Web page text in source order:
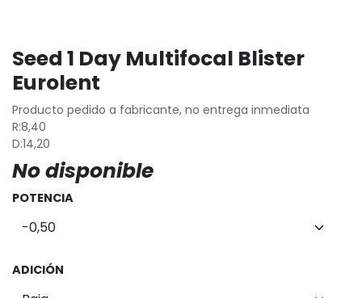
Seed 1 Day Multifocal Blister
Eurolent
Producto pedido a fabricante, no entrega inmediata
R:8,40
D:14,20
No disponible
POTENCIA
ADICIÓN